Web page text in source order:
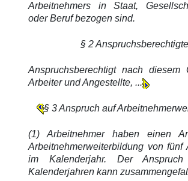
Arbeitnehmers in Staat,
oder Beruf bezogen sind.
§ 2 Anspruchsberechtigte
Anspruchsberechtigt nach diesem
Arbeiter und Angestellte, ...
§ 3 Anspruch auf
(1) Arbeitnehmer haben einen
Arbeitnehmerweiterbildung von fünf
im Kalenderjahr. Der
Kalenderjahren kann